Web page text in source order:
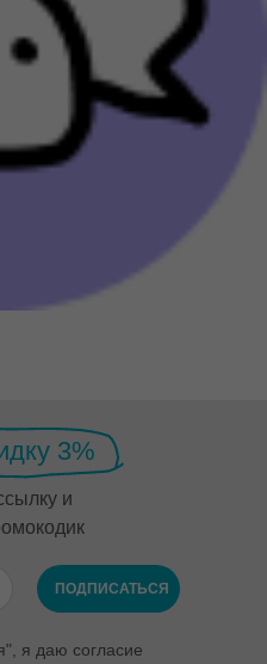
ПОДПИСАТЬСЯ
и
3%
я даю согласие